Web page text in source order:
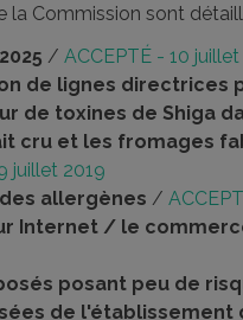
la Commission sont
/ ACCEPTÉ - 10
de lignes directrices
de toxines de Shiga
cru et les fromages
juillet 2019
allergènes /
Internet / le
posant peu de
de l'établissement